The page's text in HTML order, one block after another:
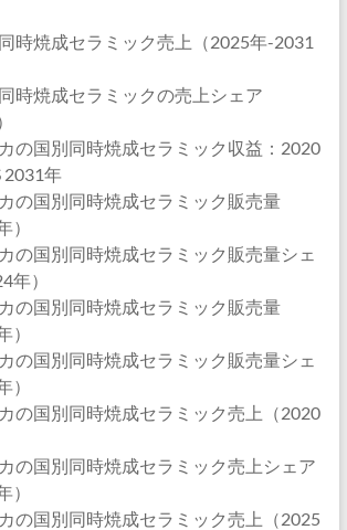
時焼成セラミック売上（2025年-2031
時焼成セラミックの売上シェア
の国別同時焼成セラミック収益：2020
2031年
の国別同時焼成セラミック販売量
）
の国別同時焼成セラミック販売量シェ
年）
の国別同時焼成セラミック販売量
）
の国別同時焼成セラミック販売量シェ
）
の国別同時焼成セラミック売上（2020
の国別同時焼成セラミック売上シェア
）
の国別同時焼成セラミック売上（2025